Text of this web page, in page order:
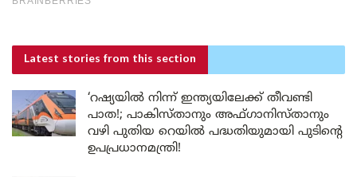
Latest stories from this section
‘റഷ്യയിൽ നിന്ന് ഇന്ത്യയിലേക്ക് തീവണ്ടി
പാത!; പാകിസ്താനും അഫ്ഗാനിസ്താനും
വഴി പുതിയ റെയിൽ പദ്ധതിയുമായി പുടിന്റെ
ഉപപ്രധാനമന്ത്രി!